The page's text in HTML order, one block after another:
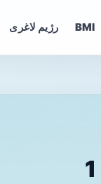
BMI رژیم لاغری